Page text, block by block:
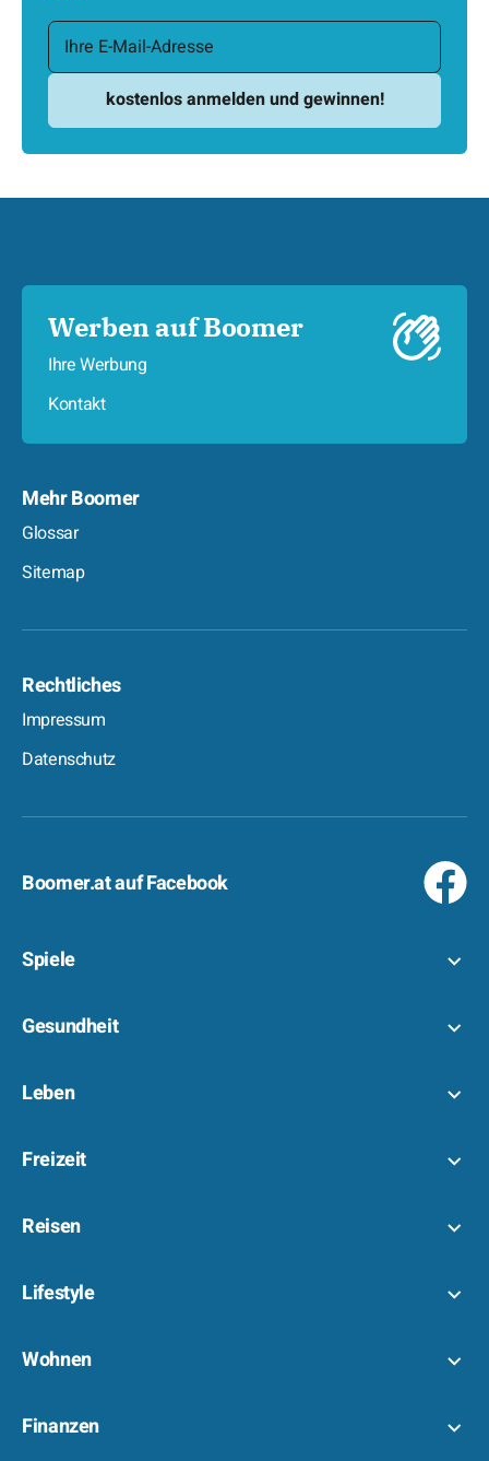
Werben auf Boomer
Ihre Werbung
Kontakt
Mehr Boomer
Glossar
Sitemap
Rechtliches
Impressum
Datenschutz
Boomer.at auf Facebook
Spiele
Gesundheit
Leben
Freizeit
Reisen
Lifestyle
Wohnen
Finanzen